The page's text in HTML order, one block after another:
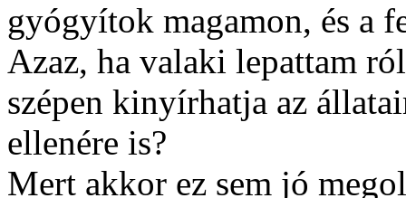
gyógyítok magamon, és a
Azaz, ha valaki lepattam
szépen kinyírhatja az
ellenére is?
Mert akkor ez sem jó